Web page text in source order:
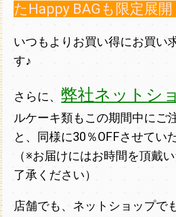
たHappy BAGも限定展開
いつもよりお買い得にお買い
す♪
さらに、弊社ネットシ
ルケーキ類もこの期間中にご
と、同様に30％OFFさせてい
（※お届けにはお時間を頂戴
了承ください）
店舗でも、ネットショップで